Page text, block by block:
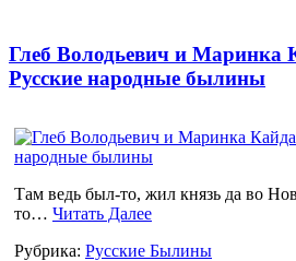
Глеб Володьевич и Маринка
Русские народные былины
Там ведь был-то, жил князь да во
то… Читать Далее
Рубрика: Русские Былины